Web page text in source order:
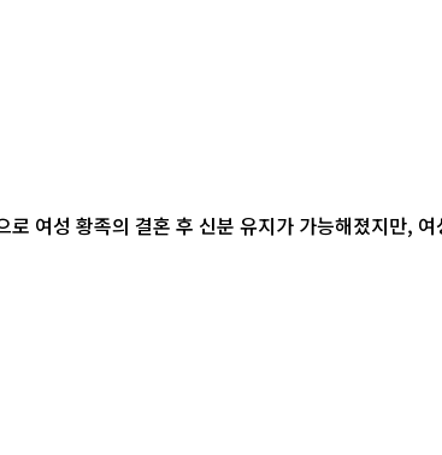
여성 황족의 결혼 후 신분 유지가 가능해졌지만,